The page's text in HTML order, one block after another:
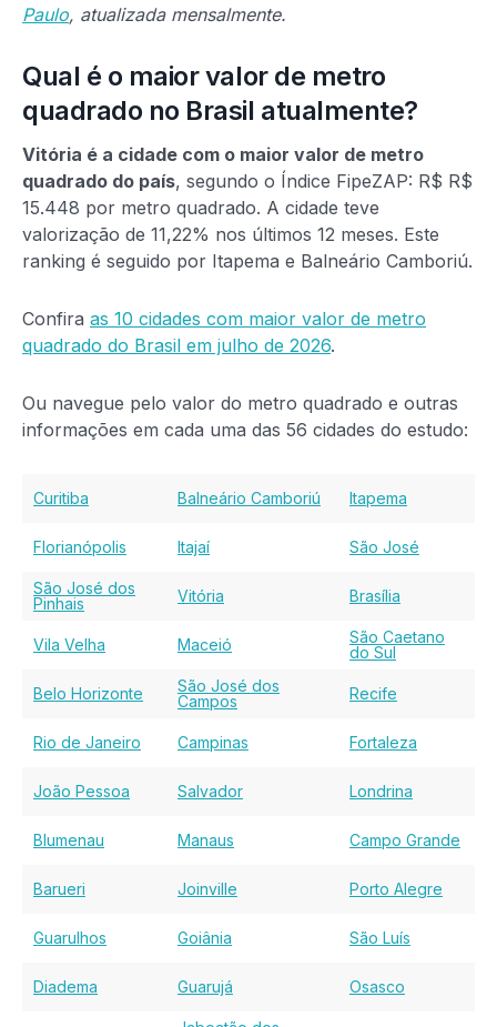
Paulo, atualizada mensalmente.
Qual é o maior valor de metro
quadrado no Brasil atualmente?
Vitória é a cidade com o maior valor de metro
quadrado do país, segundo o Índice FipeZAP: R$ R$
15.448 por metro quadrado. A cidade teve
valorização de 11,22% nos últimos 12 meses. Este
ranking é seguido por Itapema e Balneário Camboriú.
Confira as 10 cidades com maior valor de metro
quadrado do Brasil em julho de 2026.
Ou navegue pelo valor do metro quadrado e outras
informações em cada uma das 56 cidades do estudo:
Curitiba Balneário Camboriú Itapema
Florianópolis Itajaí São José
São José dos
Pinhais
Vitória Brasília
Vila Velha Maceió
São Caetano
do Sul
Belo Horizonte
São José dos
Campos
Recife
Rio de Janeiro Campinas Fortaleza
João Pessoa Salvador Londrina
Blumenau Manaus Campo Grande
Barueri Joinville Porto Alegre
Guarulhos Goiânia São Luís
Diadema Guarujá Osasco